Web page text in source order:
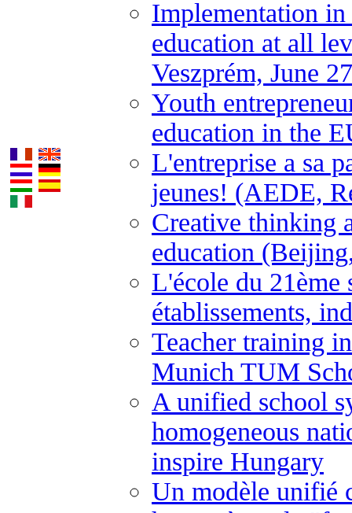
Implementation in
education at all
Veszprém, June
Youth
education in the
L'entreprise a sa
jeunes! (AEDE,
Creative thinking
education
L'école du 21ème
établissements,
Teacher training
Munich TUM
A unified school
homogeneous
inspire Hungary
Un modèle unifié